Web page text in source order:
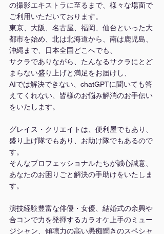
の撮影エキストラに至るまで、様々な場面で
ご利用いただいております。
東京、大阪、名古屋、福岡、仙台といった大
都市を始め、北は北海道から、南は鹿児島、
沖縄まで、日本全国どこへでも、
サクラでありながら、たんなるサクラにとど
まらない盛り上げと満足をお届けし、
AIでは解決できない、chatGPTに聞いても答
えてくれない、皆様のお悩み解消のお手伝い
をいたします。
グレイス・クリエイトは、便利屋でもあり、
盛り上げ隊でもあり、お助け隊でもあるので
す。
そんなプロフェッショナルたちが誠心誠意、
あなたのお困りごと解決の手助けをいたしま
す。
演技経験豊富な俳優・女優、結婚式の余興や
合コンで力を発揮するカラオケ上手のミュー
ジシャン、傾聴力の高い愚痴聞きのスペシャ